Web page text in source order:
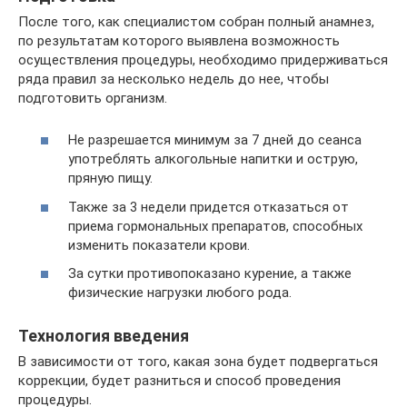
После того, как специалистом собран полный анамнез,
по результатам которого выявлена возможность
осуществления процедуры, необходимо придерживаться
ряда правил за несколько недель до нее, чтобы
подготовить организм.
Не разрешается минимум за 7 дней до сеанса
употреблять алкогольные напитки и острую,
пряную пищу.
Также за 3 недели придется отказаться от
приема гормональных препаратов, способных
изменить показатели крови.
За сутки противопоказано курение, а также
физические нагрузки любого рода.
Технология введения
В зависимости от того, какая зона будет подвергаться
коррекции, будет разниться и способ проведения
процедуры.